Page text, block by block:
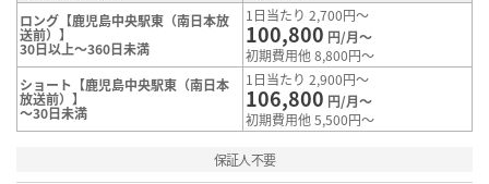
ロング【鹿児島中央駅東（南日本放
送前）】
30日以上～360日未満
1日当たり 2,700円～
100,800 円/月～
初期費用他 8,800円～
ショート【鹿児島中央駅東（南日本
放送前）】
～30日未満
1日当たり 2,900円～
106,800 円/月～
初期費用他 5,500円～
保証人不要